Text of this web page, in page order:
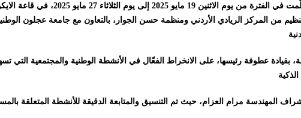
مسابقة “هاكاثون الزراعة المستدامة”، التي نُظّمت في الفترة من يوم الاثنين 19 مايو 2025 إلى يوم
من المركز الريادي الأردني ومنظمة حسن الجوار، بالتعاون مع جامعة عجلون
عطوفة رئيسها، على الانخراط الفعّال في الأنشطة الوطنية والمجتمعية التي